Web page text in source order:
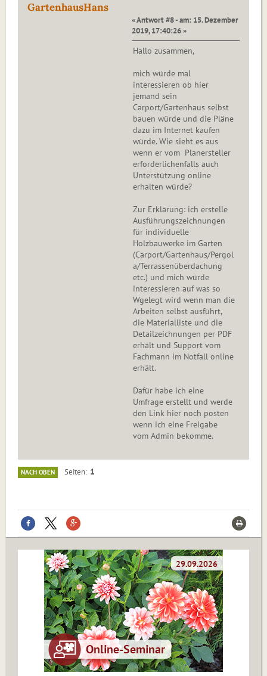
GartenhausHans
« Antwort #8 - am: 15. Dezember
2019, 17:40:26 »
Hallo zusammen,
mich würde mal
interessieren ob hier
jemand sein
Carport/Gartenhaus selbst
bauen würde und die Pläne
dazu im Internet kaufen
würde. Wie sieht es aus
wenn er vom Planersteller
erforderlichenfalls auch
Unterstützung online
erhalten würde?
Zur Erklärung: ich erstelle
Ausführungszeichnungen
für individuelle
Holzbauwerke im Garten
(Carport/Gartenhaus/Pergol
a/Terrassenüberdachung
etc.) und mich würde
interessieren auf was so
Wgelegt wird wenn man die
Arbeiten selbst ausführt,
die Materialliste und die
Detailzeichnungen per PDF
erhält und Support vom
Fachmann im Notfall online
erhält.
Dafür habe ich eine
Umfrage erstellt und werde
den Link hier noch posten
wenn ich eine Freigabe
vom Admin bekomme.
NACH OBEN Seiten 1